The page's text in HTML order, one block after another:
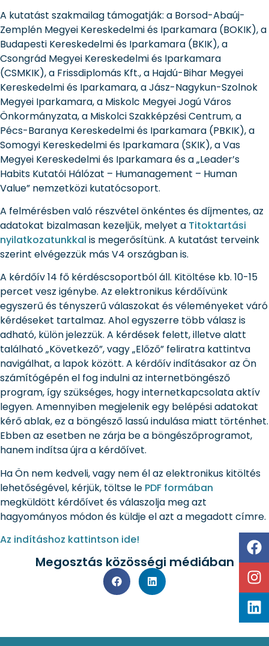
A kutatást szakmailag támogatják: a Borsod-Abaúj-
Zemplén Megyei Kereskedelmi és Iparkamara (BOKIK), a
Budapesti Kereskedelmi és Iparkamara (BKIK), a
Csongrád Megyei Kereskedelmi és Iparkamara
(CSMKIK), a Frissdiplomás Kft., a Hajdú-Bihar Megyei
Kereskedelmi és Iparkamara, a Jász-Nagykun-Szolnok
Megyei Iparkamara, a Miskolc Megyei Jogú Város
Önkormányzata, a Miskolci Szakképzési Centrum, a
Pécs-Baranya Kereskedelmi és Iparkamara (PBKIK), a
Somogyi Kereskedelmi és Iparkamara (SKIK), a Vas
Megyei Kereskedelmi és Iparkamara és a „Leader’s
Habits Kutatói Hálózat – Humanagement – Human
Value” nemzetközi kutatócsoport.
A felmérésben való részvétel önkéntes és díjmentes, az
adatokat bizalmasan kezeljük, melyet a Titoktartási
nyilatkozatunkkal is megerősítünk. A kutatást terveink
szerint elvégezzük más V4 országban is.
A kérdőív 14 fő kérdéscsoportból áll. Kitöltése kb. 10-15
percet vesz igénybe. Az elektronikus kérdőívünk
egyszerű és tényszerű válaszokat és véleményeket váró
kérdéseket tartalmaz. Ahol egyszerre több válasz is
adható, külön jelezzük. A kérdések felett, illetve alatt
található „Következő”, vagy „Előző” feliratra kattintva
navigálhat, a lapok között. A kérdőív indításakor az Ön
számítógépén el fog indulni az internetböngésző
program, így szükséges, hogy internetkapcsolata aktív
legyen. Amennyiben megjelenik egy belépési adatokat
kérő ablak, ez a böngésző lassú indulása miatt történhet.
Ebben az esetben ne zárja be a böngészőprogramot,
hanem indítsa újra a kérdőívet.
Ha Ön nem kedveli, vagy nem él az elektronikus kitöltés
lehetőségével, kérjük, töltse le PDF formában
megküldött kérdőívet és válaszolja meg azt
hagyományos módon és küldje el azt a megadott címre.
Az indításhoz kattintson ide!
Megosztás közösségi médiában